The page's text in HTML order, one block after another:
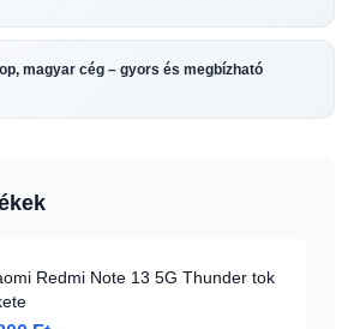
magyar cég – gyors és megbízható
Redmi Note 13 5G Thunder tok